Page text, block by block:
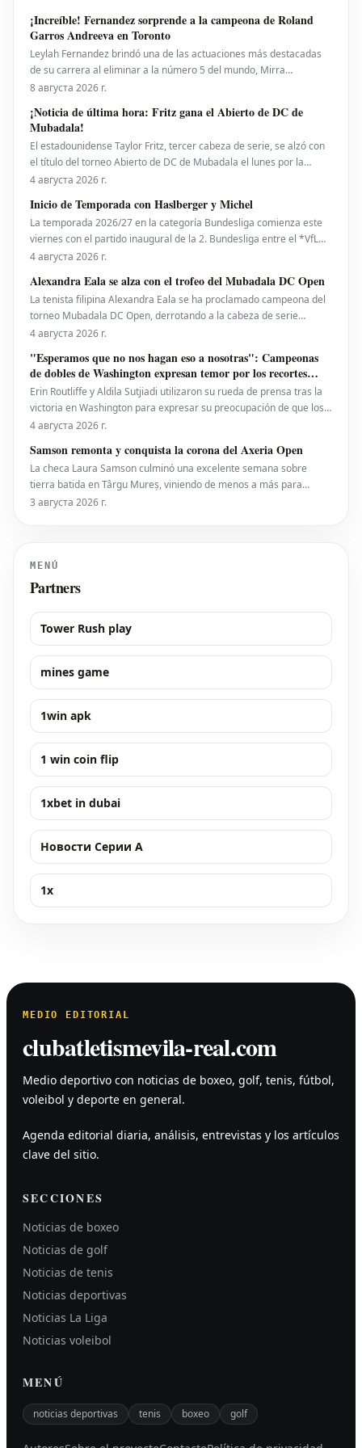
¡Increíble! Fernandez sorprende a la campeona de Roland
Garros Andreeva en Toronto
Leylah Fernandez brindó una de las actuaciones más destacadas
de su carrera al eliminar a la número 5 del mundo, Mirra
Andreeva, con un contundente 6-1, 6-4 el viernes por la noche. Con
Bank Open presentado por Rogers en Toront
8 августа 2026 г.
¡Noticia de última hora: Fritz gana el Abierto de DC de
Mubadala!
El estadounidense Taylor Fritz, tercer cabeza de serie, se alzó con
el título del torneo Abierto de DC de Mubadala el lunes por la
noche, tras derrotar al español Rafael Jodar por 7-6 (2), 6-4. Este es
10 del ranking mundial, habí
4 августа 2026 г.
Inicio de Temporada con Haslberger y Michel
La temporada 2026/27 en la categoría Bundesliga comienza este
viernes con el partido inaugural de la 2. Bundesliga entre el *VfL
Bochum* y el *Hertha BSC*. El encuentro será dirigido por
y **Martin Speckner**. **Tom Bauer** eje
4 августа 2026 г.
Alexandra Eala se alza con el trofeo del Mubadala DC Open
La tenista filipina Alexandra Eala se ha proclamado campeona del
torneo Mubadala DC Open, derrotando a la cabeza de serie
número uno, la estadounidense Jessica Pegula, con un marcador
puesto 28 del ranking mundial, demostró su
4 августа 2026 г.
"Esperamos que no nos hagan eso a nosotras": Campeonas
de dobles de Washington expresan temor por los recortes
propuestos por la ATP que se extienden a la WTA
Erin Routliffe y Aldila Sutjiadi utilizaron su rueda de prensa tras la
victoria en Washington para expresar su preocupación de que los
recortes propuestos por la ATP en dobles puedan llegar
iniciativa separada de la ATP para colocar
4 августа 2026 г.
Samson remonta y conquista la corona del Axeria Open
La checa Laura Samson culminó una excelente semana sobre
tierra batida en Târgu Mureș, viniendo de menos a más para
derrotar a la máxima favorita, la española Kaitlin Quevedo, por 2-6,
3 августа 2026 г.
MENÚ
Partners
Tower Rush play
mines game
1win apk
1 win coin flip
1xbet in dubai
Новости Серии А
1x
MEDIO EDITORIAL
clubatletismevila-real.com
Medio deportivo con noticias de boxeo, golf, tenis, fútbol,
voleibol y deporte en general.
Agenda editorial diaria, análisis, entrevistas y los artículos
clave del sitio.
SECCIONES
Noticias de boxeo
Noticias de golf
Noticias de tenis
Noticias deportivas
Noticias La Liga
Noticias voleibol
MENÚ
noticias deportivas tenis boxeo golf